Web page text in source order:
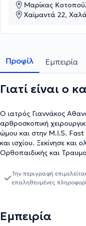
Μαρίκας
Χαϊμαντά 22,
Προφίλ Εμπειρία
Γιατί είναι ο
Ο ιατρός Γιαννάκος
αρθροσκοπική
ώμου και στην M.I.S.
και ισχίου. Ξεκίνησε και
Ορθοπαιδικής και
Διευθυντή τον
της Ιατρικής Σχολής του
του νοσοκομείου
υπό τον. Καθηγητή - Δ/
Την περιγραφή
επαληθευμένες
Εμπειρία